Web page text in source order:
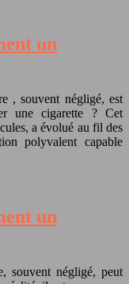
un
, souvent négligé, est
une cigarette ? Cet
a évolué au fil des
polyvalent capable
un
souvent négligé, peut